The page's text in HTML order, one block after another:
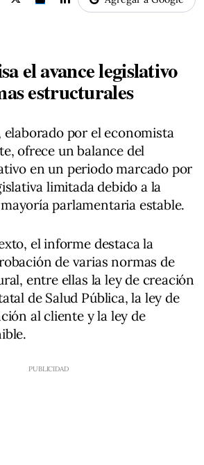
el avance legislativo
estructurales
por el economista
ofrece un balance del
en un periodo marcado por
limitada debido a la
parlamentaria estable.
el informe destaca la
de varias normas de
entre ellas la ley de creación
de Salud Pública, la ley de
al cliente y la ley de